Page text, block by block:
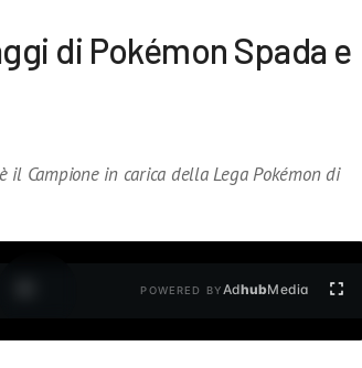
di Pokémon Spada e
Campione in carica della Lega Pokémon di
POWERED BYAdhubMedia